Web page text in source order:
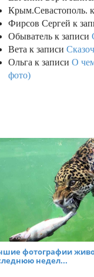
Крым.Севастополь.
Фирсов Сергей к
Обыватель к записи
Вета к записи
Ольга к записи О
фото)
фотографии
недел...